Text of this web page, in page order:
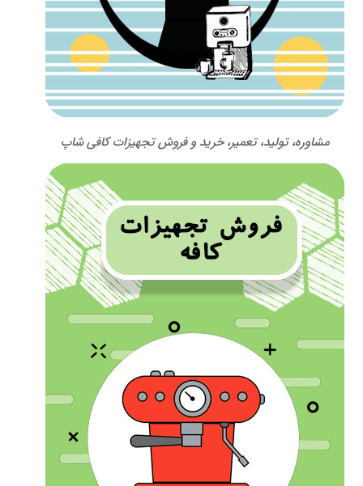
مشاوره، تولید، تعمیر، خرید و فروش تجهیزات کافی شاپ